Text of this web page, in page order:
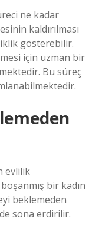
ne kadar
kaldırılması
gösterebilir.
için uzman bir
Bu süreç
evlilik
bir kadın
beklemeden
sona erdirilir.